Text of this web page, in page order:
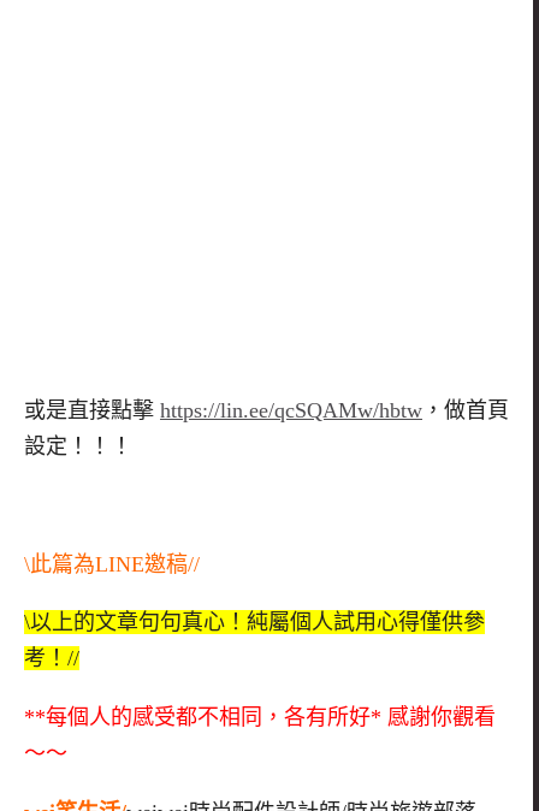
或是直接點擊 https://lin.ee/qcSQAMw/hbtw ，做首頁
設定！！！
\此篇為LINE邀稿//
\以上的文章句句真心！純屬個人試用心得僅供參
考！//
**每個人的感受都不相同，各有所好* 感謝你觀看
～～